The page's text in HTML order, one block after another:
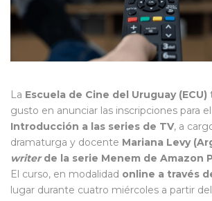
La Escuela de Cine del Uruguay (ECU)
gusto en anunciar las inscripciones para el
Introducción a las series de TV, a
dramaturga y docente Mariana Levy
writerde la serie Menem de Amazon
El curso, en modalidad online a través
lugar durante cuatro miércoles a partir